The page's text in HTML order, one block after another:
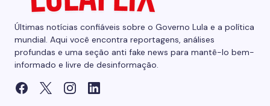
Últimas notícias confiáveis sobre o Governo Lula e a política
mundial. Aqui você encontra reportagens, análises
profundas e uma seção anti fake news para mantê-lo bem-
informado e livre de desinformação.